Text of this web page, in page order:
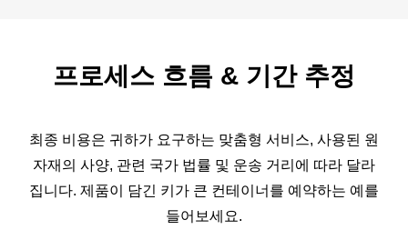
프로세스 흐름 & 기간 추정
최종 비용은 귀하가 요구하는 맞춤형 서비스, 사용된 원
자재의 사양, 관련 국가 법률 및 운송 거리에 따라 달라
집니다. 제품이 담긴 키가 큰 컨테이너를 예약하는 예를
들어보세요.